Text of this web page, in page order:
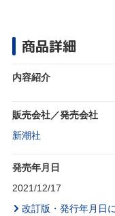
商品詳細
内容紹介
販売会社／発売会社
新潮社
発売年月日
2021/12/17
改訂版・発行年月日